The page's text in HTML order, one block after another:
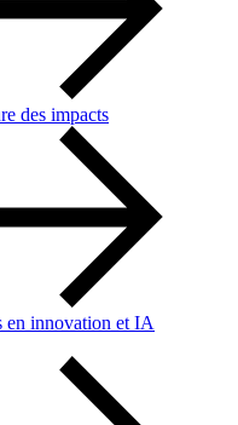
des impacts
en innovation et IA